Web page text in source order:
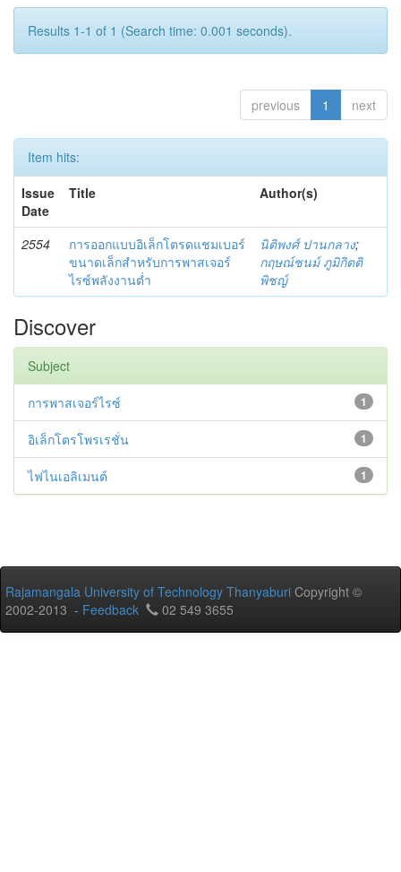
Results 1-1 of 1 (Search time: 0.001 seconds).
previous 1 next
Item hits:
Issue
Date
Title Author(s)
2554
การออกแบบอิเล็กโตรดแชมเบอร์
ขนาดเล็กสำหรับการพาสเจอร์
ไรซ์พลังงานต่ำ
นิติพงศ์ ปานกลาง;
กฤษณ์ชนม์ ภูมิกิตติ
พิชญ์
Discover
Subject
1
การพาสเจอร์ไรซ์
1
อิเล็กโตรโพรเรชั่น
1
ไฟไนเอลิเมนต์
Rajamangala University of Technology Thanyaburi Copyright ©
2002-2013 - Feedback 02 549 3655